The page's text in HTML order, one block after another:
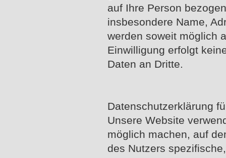
auf Ihre Person
insbesondere Name,
werden soweit möglich
Einwilligung erfolgt
Daten an Dritte.
Datenschutzerklärung
Unsere Website
möglich machen, auf
des Nutzers